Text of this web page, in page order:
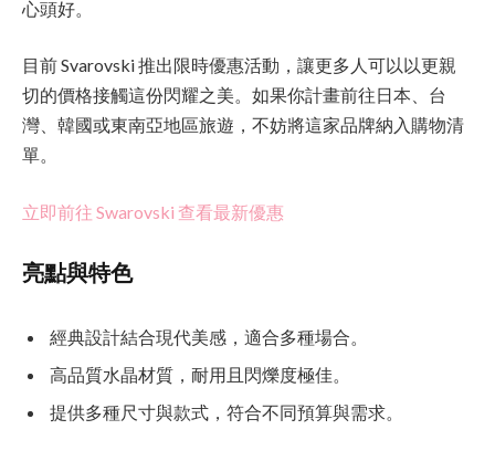
心頭好。
目前 Svarovski 推出限時優惠活動，讓更多人可以以更親
切的價格接觸這份閃耀之美。如果你計畫前往日本、台
灣、韓國或東南亞地區旅遊，不妨將這家品牌納入購物清
單。
立即前往 Swarovski 查看最新優惠
亮點與特色
經典設計結合現代美感，適合多種場合。
高品質水晶材質，耐用且閃爍度極佳。
提供多種尺寸與款式，符合不同預算與需求。